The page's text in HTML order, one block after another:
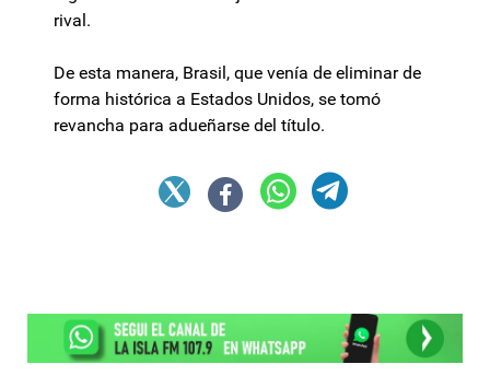
rival.
De esta manera, Brasil, que venía de eliminar de
forma histórica a Estados Unidos, se tomó
revancha para adueñarse del título.